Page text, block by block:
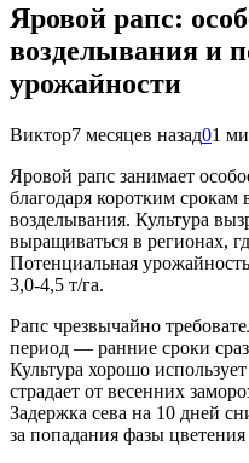
Яровой рапс:
возделывания и
урожайности
Виктор7 месяцев назад01
Яровой рапс занимает
благодаря коротким
возделывания. Культура
выращиваться в регионах,
Потенциальная
3,0-4,5 т/га.
Рапс чрезвычайно
период — ранние сроки
Культура хорошо
страдает от весенних
Задержка сева на 10 дней
за попадания фазы